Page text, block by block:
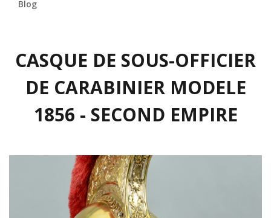
Blog
CASQUE DE SOUS-OFFICIER
DE CARABINIER MODELE
1856 - SECOND EMPIRE